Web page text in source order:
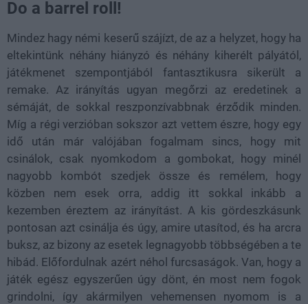
Do a barrel roll!
Mindez hagy némi keserű szájízt, de az a helyzet, hogy ha
eltekintünk néhány hiányzó és néhány kiherélt pályától,
játékmenet szempontjából fantasztikusra sikerült a
remake. Az irányítás ugyan megőrzi az eredetinek a
sémáját, de sokkal reszponzívabbnak érződik minden.
Míg a régi verzióban sokszor azt vettem észre, hogy egy
idő után már valójában fogalmam sincs, hogy mit
csinálok, csak nyomkodom a gombokat, hogy minél
nagyobb kombót szedjek össze és remélem, hogy
közben nem esek orra, addig itt sokkal inkább a
kezemben éreztem az irányítást. A kis gördeszkásunk
pontosan azt csinálja és úgy, amire utasítod, és ha arcra
buksz, az bizony az esetek legnagyobb többségében a te
hibád. Előfordulnak azért néhol furcsaságok. Van, hogy a
játék egész egyszerűen úgy dönt, én most nem fogok
grindolni, így akármilyen vehemensen nyomom is a